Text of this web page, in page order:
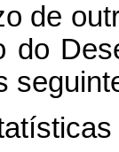
de
do